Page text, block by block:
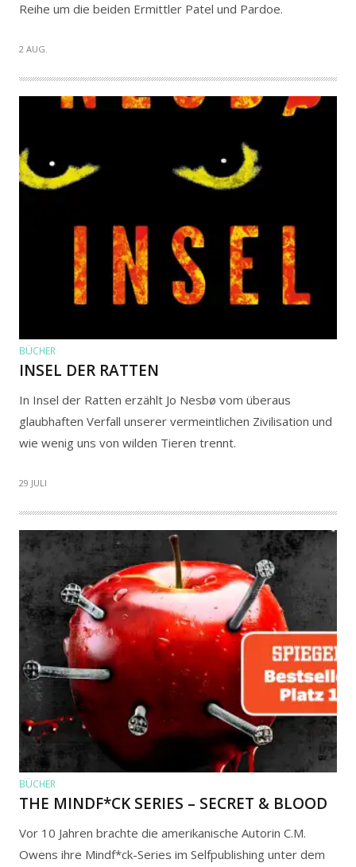
Reihe um die beiden Ermittler Patel und Pardoe.
2 AUG.
BÜCHER
INSEL DER RATTEN
In Insel der Ratten erzählt Jo Nesbø vom überaus
glaubhaften Verfall unserer vermeintlichen Zivilisation und
wie wenig uns von wilden Tieren trennt.
29 JULI
BÜCHER
THE MINDF*CK SERIES – SECRET & BLOOD
Vor 10 Jahren brachte die amerikanische Autorin C.M.
Owens ihre Mindf*ck-Series im Selfpublishing unter dem